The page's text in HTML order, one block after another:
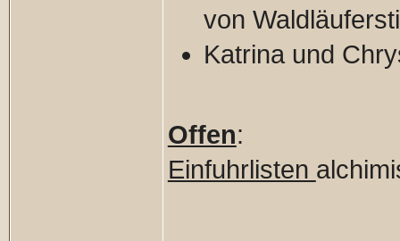
von
Katrina und
Offen:
Einfuhrlisten